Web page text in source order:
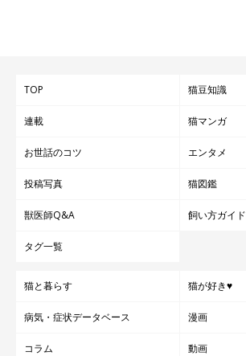
TOP 猫豆知識
連載 猫マンガ
お世話のコツ エンタメ
投稿写真 猫図鑑
獣医師Q&A 飼い方ガイド
タグ一覧
猫と暮らす 猫が好き♥
病気・症状データベース 漫画
コラム 動画